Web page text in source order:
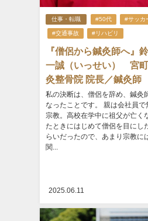
仕事・転職 #50代 #サッカ
#交通事故 #リハビリ
『僧侶から鍼灸師へ』
一誠（いっせい） 宮
灸整骨院 院長／鍼灸師
私の決断は、僧侶を辞め、鍼灸
なったことです。 親は会社員で
宗教。高校在学中に祖父が亡く
たときにはじめて僧侶を目にし
らいだったので、あまり宗教に
関...
2025.06.11